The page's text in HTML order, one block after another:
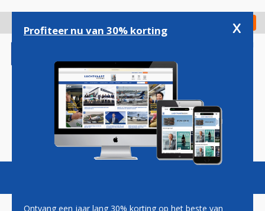
gaan
Check in
Magazine Podcasts Vacatures
Profiteer nu van 30% korting x
Ontvang een jaar lang 30% korting op het beste van